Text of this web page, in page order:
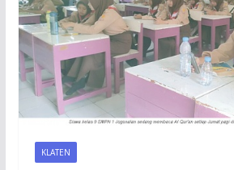
KLATEN